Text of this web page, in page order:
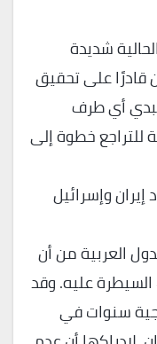
شديدة
قادرًا على تحقيق
أي طرف
للتراجع خطوة إلى
وإسرائيل
العربية من أن
السيطرة عليه. وقد
سنوات في